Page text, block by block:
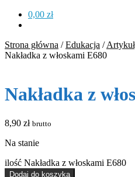
0,00 zł
Strona główna /Edukacja /
Nakładka z włoskami E680
Nakładka z
8,90 zł brutto
Na stanie
ilość Nakładka z włoskami E680
Dodaj do koszyka